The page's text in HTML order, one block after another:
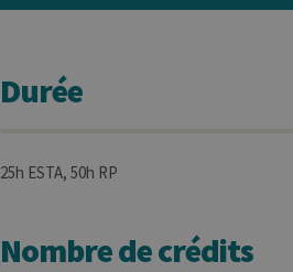
Durée
25h ESTA, 50h RP
Nombre de crédits